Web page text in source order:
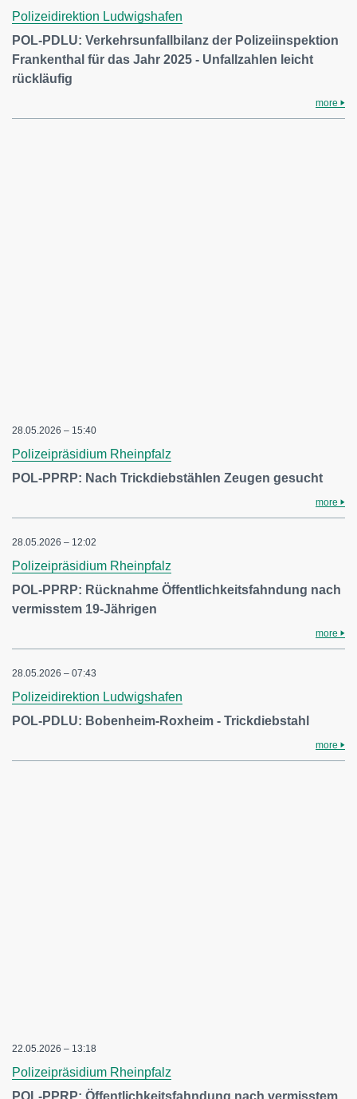
Polizeidirektion Ludwigshafen
POL-PDLU: Verkehrsunfallbilanz der Polizeiinspektion
Frankenthal für das Jahr 2025 - Unfallzahlen leicht
rückläufig
more
28.05.2026 – 15:40
Polizeipräsidium Rheinpfalz
POL-PPRP: Nach Trickdiebstählen Zeugen gesucht
more
28.05.2026 – 12:02
Polizeipräsidium Rheinpfalz
POL-PPRP: Rücknahme Öffentlichkeitsfahndung nach
vermisstem 19-Jährigen
more
28.05.2026 – 07:43
Polizeidirektion Ludwigshafen
POL-PDLU: Bobenheim-Roxheim - Trickdiebstahl
more
22.05.2026 – 13:18
Polizeipräsidium Rheinpfalz
POL-PPRP: Öffentlichkeitsfahndung nach vermisstem